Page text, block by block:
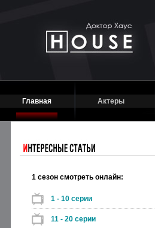
Главная Актеры
1 сезон смотреть онлайн:
1 - 10 серии
11 - 20 серии